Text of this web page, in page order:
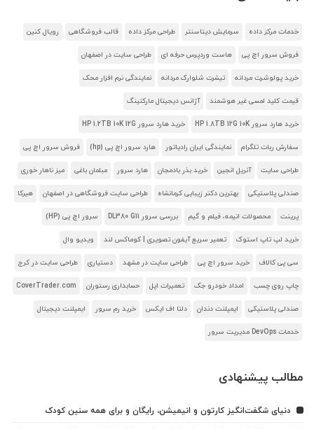
خدمات مرکز داده سرمایش دیتاسنتر طراحی مرکز داده قالب فروشگاهی رویال کنین
فروش سرور اچ پی هاست وردپرس حرفه ای طراحی سایت در اصفهان
خرید پولوشرت مردانه تیشرت شلوارک مردانه نمایندگی نرم افزار محک
قیمت کلید لمسی غیر هوشمند آژانس دیجیتال مارکتینگ
خرید هارد سرور HP 1.8TB 12G 10K خرید هارد سرور HP 1.2TB 10K 12G
سفارش ربات تلگرام نمایندگی ایران رادیاتور هارد سرور اچ پی (hp) فروش سرور اچ پی
طراحی سایت آنریل انجین خرید بذر بادمجان هارد سرور مبلمان باغی میز ناهار خوری
صندلی پلاستیکی بهترین دکتر زیبایی کرمانشاه طراحی سایت فروشگاهی در اصفهان هیرکا
پرینت محصولات انیمه، فیلم و گیم بررسی سرور DL380 G11 سرور اچ پی (HP)
خرید لپ تاپ استوک تعمیر سریع آیفون تصویری | کوماکس لند ویدیو وال
سی پی کالاف خرید سرور اچ پی طراحی سایت در مشهد دستیاری طراحی سایت در کرج
چاپ روی چسب امداد خودرو جک تعمیرات اپل حسابداری رستوران CoverTrader.com
صندلی پلاستیکی ایمپلنت دندان دلتا اف ایکس خرید رم سرور ایمپلنت دیجیتال
خدمات DevOps مدیریت سرور
مطالب پیشنهادی
دنیای شگفت‌انگیز کارتون و انیمیشن، رایگان و برای همه سنین کودک